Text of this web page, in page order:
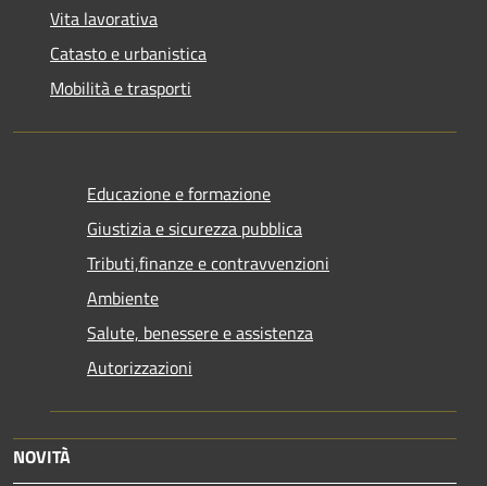
Vita lavorativa
Catasto e urbanistica
Mobilità e trasporti
Educazione e formazione
Giustizia e sicurezza pubblica
Tributi,finanze e contravvenzioni
Ambiente
Salute, benessere e assistenza
Autorizzazioni
NOVITÀ